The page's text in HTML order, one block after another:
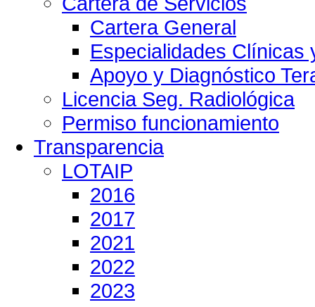
Cartera General
Especialidades Clínicas
Apoyo y Diagnóstico
Licencia Seg. Radiológica
Permiso funcionamiento
Transparencia
LOTAIP
2016
2017
2021
2022
2023